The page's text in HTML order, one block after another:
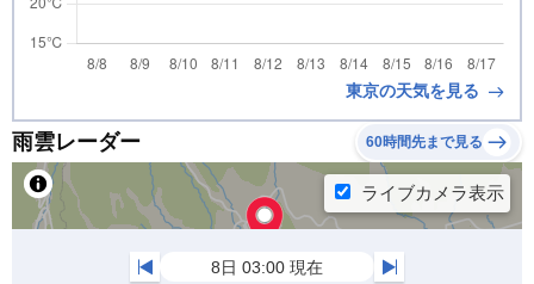
東京の天気を見る
雨雲レーダー 60時間先まで見る